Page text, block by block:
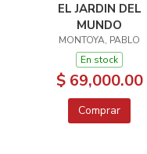
EL JARDIN DEL
MUNDO
MONTOYA, PABLO
En stock
$ 69,000.00
Comprar